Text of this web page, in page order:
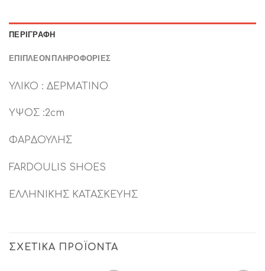
ΠΕΡΙΓΡΑΦΉ
ΕΠΙΠΛΈΟΝ ΠΛΗΡΟΦΟΡΊΕΣ
ΥΛΙΚΟ : ΔΕΡΜΑΤΙΝΟ
ΥΨΟΣ :2cm
ΦΑΡΔΟΥΛΗΣ
FARDOULIS SHOES
ΕΛΛΗΝΙΚΗΣ ΚΑΤΑΣΚΕΥΗΣ
ΣΧΕΤΙΚΆ ΠΡΟΪΌΝΤΑ